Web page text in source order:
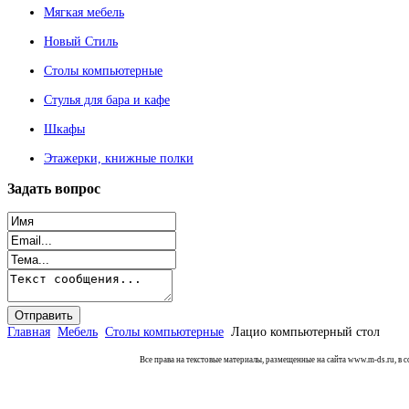
Мягкая мебель
Новый Стиль
Столы компьютерные
Стулья для бара и кафе
Шкафы
Этажерки, книжные полки
Задать вопрос
Главная Мебель Столы компьютерные Лацио компьютерный стол
Все права на текстовые материалы, размещенные на сайта www.m-ds.ru, в